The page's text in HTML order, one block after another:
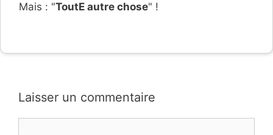
Mais : "ToutE autre chose" !
Laisser un commentaire